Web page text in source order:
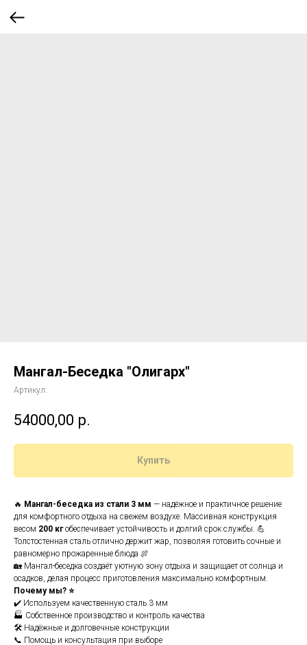
Мангал-Беседка "Олигарх"
Артикул:
54000,00 р.
Купить
🔥 Мангал-беседка из стали 3 мм — надёжное и практичное решение
для комфортного отдыха на свежем воздухе. Массивная конструкция
весом 200 кгобеспечивает устойчивость и долгий срок службы. 💪
Толстостенная сталь отлично держит жар, позволяя готовить сочные и
равномерно прожаренные блюда 🍖
🏡 Мангал-беседка создаёт уютную зону отдыха и защищает от солнца и
осадков, делая процесс приготовления максимально комфортным.
Почему мы? ⭐
✔️ Используем качественную сталь 3 мм
🏭 Собственное производство и контроль качества
🛠️ Надёжные и долговечные конструкции
📞 Помощь и консультация при выборе